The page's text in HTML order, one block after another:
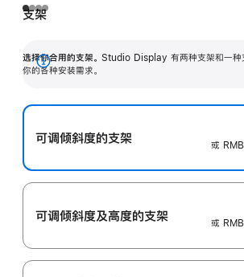
支架
选择你合用的支架。 Studio Display 有两种支架和一种
你的各种安装需求。
展
可调倾斜度的支架
或
可调倾斜度及高‍度的支‍架
或